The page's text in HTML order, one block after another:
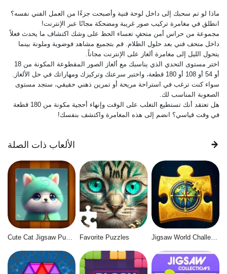
ماذا لو تم سحبك إلى داخل لوحة فنية وأصبحت جزءًا من العمل الفني نفسه؟
انطلق في مغامرة تركيب صور غريبة ومضحكة مجانًا عبر الإنترنت!
مجموعة من حراس أمن متحفٍ تعساء الحظ على وشك اكتشاف ما يحدث فعلاً
داخل متحف فني بعد حلول الظلام. قم بتجميع مشاهد فوضوية وملونة بينما
يتحول الليل إلى مغامرة ألغاز على الإنترنت مجاناً.
اختر مستوى التحدي الذي يناسبك مع ألغاز الصور المقطوعة المكونة من 18
أو 54 أو 108 أو 180 قطعة، واختبر سرعتك وتركيزك ومهاراتك في حل الألغاز.
سواء كنت ترغب في استراحة مريحة أو تمرين ذهني حقيقي، ستجد مستوى
الصعوبة المناسب لك.
هل تعتقد أنك تستطيع التغلب على الوقت وإنهاء أحجية مكونة من 180 قطعة
في وقت قياسي؟ انضم إلى هذه المغامرة واكتشف بنفسك!
الألعاب ذات الصلة
Favorite Puzzles Jigsaw World Challenge